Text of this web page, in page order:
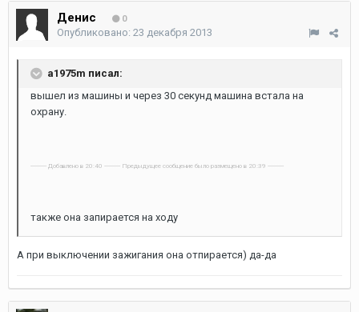
Денис 0
Опубликовано: 23 декабря 2013
a1975m писал:
вышел из машины и через 30 секунд машина встала на
охрану.
---------- Добавлено в 20:40 ---------- Предыдущее сообщение было размещено в 20:39 ----------
также она запирается на ходу
А при выключении зажигания она отпирается) да-да